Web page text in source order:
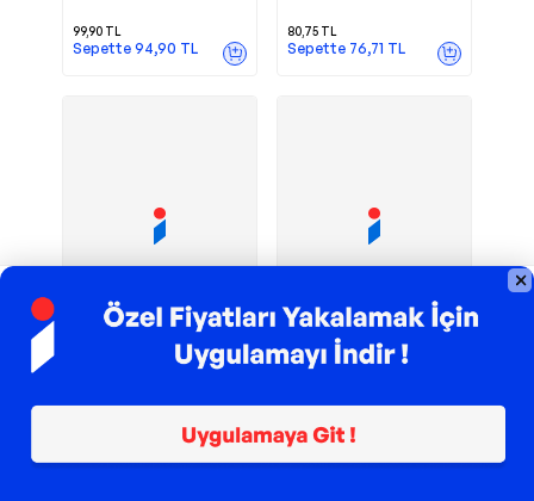
99,90 TL
Sepette 94,90 TL
80,75 TL
Sepette 76,71 TL
TROY ile 200 TL İndirim
Sıratı Müstakim
TROY ile 200 TL İndirim
Altaylı